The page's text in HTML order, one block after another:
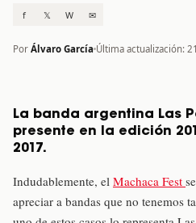
f 𝕏 W ✉
Por Álvaro García Última actualización:
La banda argentina Las
presente en la edición
2017.
Indudablemente, el Machaca Fest
apreciar a bandas que no tenemos